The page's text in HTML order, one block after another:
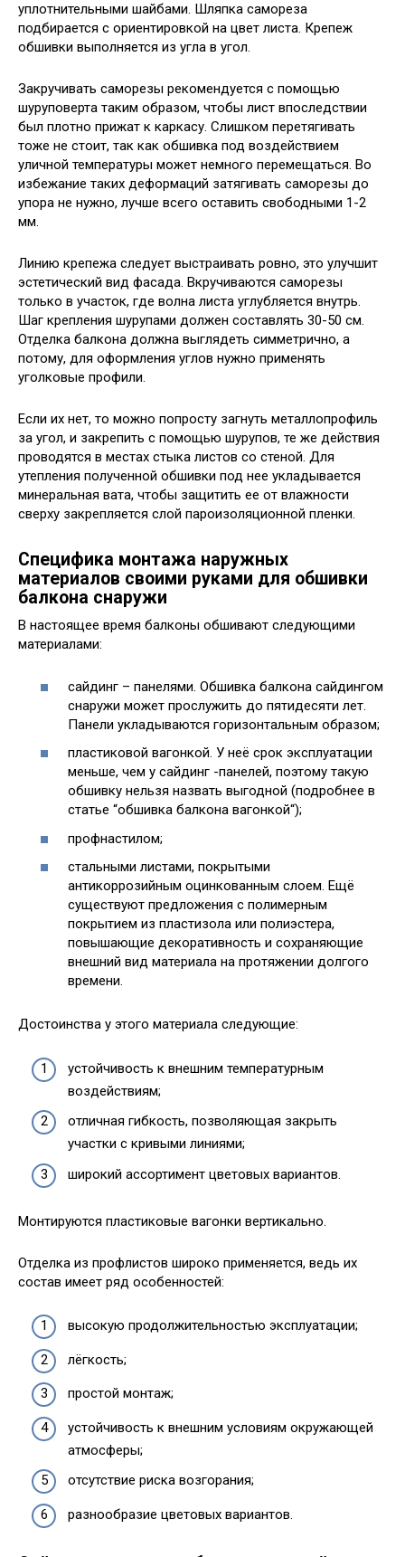
уплотнительными шайбами. Шляпка самореза
подбирается с ориентировкой на цвет листа. Крепеж
обшивки выполняется из угла в угол.
Закручивать саморезы рекомендуется с помощью
шуруповерта таким образом, чтобы лист впоследствии
был плотно прижат к каркасу. Слишком перетягивать
тоже не стоит, так как обшивка под воздействием
уличной температуры может немного перемещаться. Во
избежание таких деформаций затягивать саморезы до
упора не нужно, лучше всего оставить свободными 1-2
мм.
Линию крепежа следует выстраивать ровно, это улучшит
эстетический вид фасада. Вкручиваются саморезы
только в участок, где волна листа углубляется внутрь.
Шаг крепления шурупами должен составлять 30-50 см.
Отделка балкона должна выглядеть симметрично, а
потому, для оформления углов нужно применять
уголковые профили.
Если их нет, то можно попросту загнуть металлопрофиль
за угол, и закрепить с помощью шурупов, те же действия
проводятся в местах стыка листов со стеной. Для
утепления полученной обшивки под нее укладывается
минеральная вата, чтобы защитить ее от влажности
сверху закрепляется слой пароизоляционной пленки.
Специфика монтажа наружных
материалов своими руками для обшивки
балкона снаружи
В настоящее время балконы обшивают следующими
материалами:
сайдинг – панелями. Обшивка балкона сайдингом
снаружи может прослужить до пятидесяти лет.
Панели укладываются горизонтальным образом;
пластиковой вагонкой. У неё срок эксплуатации
меньше, чем у сайдинг -панелей, поэтому такую
обшивку нельзя назвать выгодной (подробнее в
статье “обшивка балкона вагонкой“);
профнастилом;
стальными листами, покрытыми
антикоррозийным оцинкованным слоем. Ещё
существуют предложения с полимерным
покрытием из пластизола или полиэстера,
повышающие декоративность и сохраняющие
внешний вид материала на протяжении долгого
времени.
Достоинства у этого материала следующие:
устойчивость к внешним температурным
воздействиям;
отличная гибкость, позволяющая закрыть
участки с кривыми линиями;
широкий ассортимент цветовых вариантов.
Монтируются пластиковые вагонки вертикально.
Отделка из профлистов широко применяется, ведь их
состав имеет ряд особенностей:
высокую продолжительностью эксплуатации;
лёгкость;
простой монтаж;
устойчивость к внешним условиям окружающей
атмосферы;
отсутствие риска возгорания;
разнообразие цветовых вариантов.